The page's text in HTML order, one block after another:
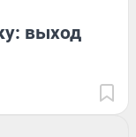
выход